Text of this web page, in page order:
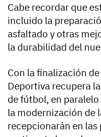
Cabe recordar que
incluido la
asfaltado y otras
la durabilidad del
Con la finalización
Deportiva recupera
de fútbol, en
la modernización de
recepcionarán en